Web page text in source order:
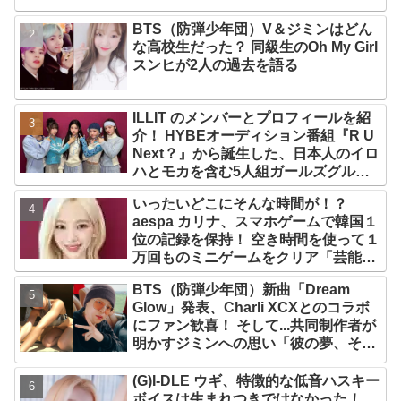
BTS（防弾少年団）V＆ジミンはどん
な高校生だった？ 同級生のOh My Girl
スンヒが2人の過去を語る
ILLIT のメンバーとプロフィールを紹
介！ HYBEオーディション番組『R U
Next？』から誕生した、日本人のイロ
ハとモカを含む5人組ガールズグルー
プ！ デビュー曲「Magnetic」がいき
なりの大ヒット
いったいどこにそんな時間が！？
aespa カリナ、スマホゲームで韓国１
位の記録を保持！ 空き時間を使って１
万回ものミニゲームをクリア「芸能人
たちが時間がないと言っているのは全
部嘘」
BTS（防弾少年団）新曲「Dream
Glow」発表、Charli XCXとのコラボ
にファン歓喜！ そして...共同制作者が
明かすジミンへの思い「彼の夢、そし
て彼の絶望から生まれた歌」
(G)I-DLE ウギ、特徴的な低音ハスキー